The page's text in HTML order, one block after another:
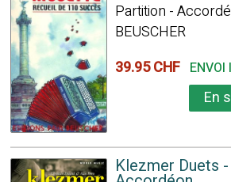
Partition -
BEUSCHER
39.95 CHF ENVOI
En
Klezmer Duets